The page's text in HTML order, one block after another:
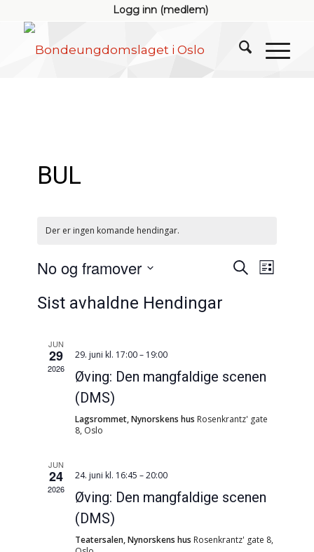
Logg inn (medlem)
BUL
Der er ingen komande hendingar.
Hendingar
Søk
Liste
No og framover
dato.
Sist avhaldne Hendingar
JUN
29
2026
29. juni kl. 17:00– 19:00
Øving: Den mangfaldige scenen
(DMS)
Lagsrommet, Nynorskens hus Rosenkrantz' gate
8, Oslo
JUN
24
2026
24. juni kl. 16:45 –20:00
Øving: Den mangfaldige scenen
(DMS)
Teatersalen, Nynorskens hus Rosenkrantz' gate 8,